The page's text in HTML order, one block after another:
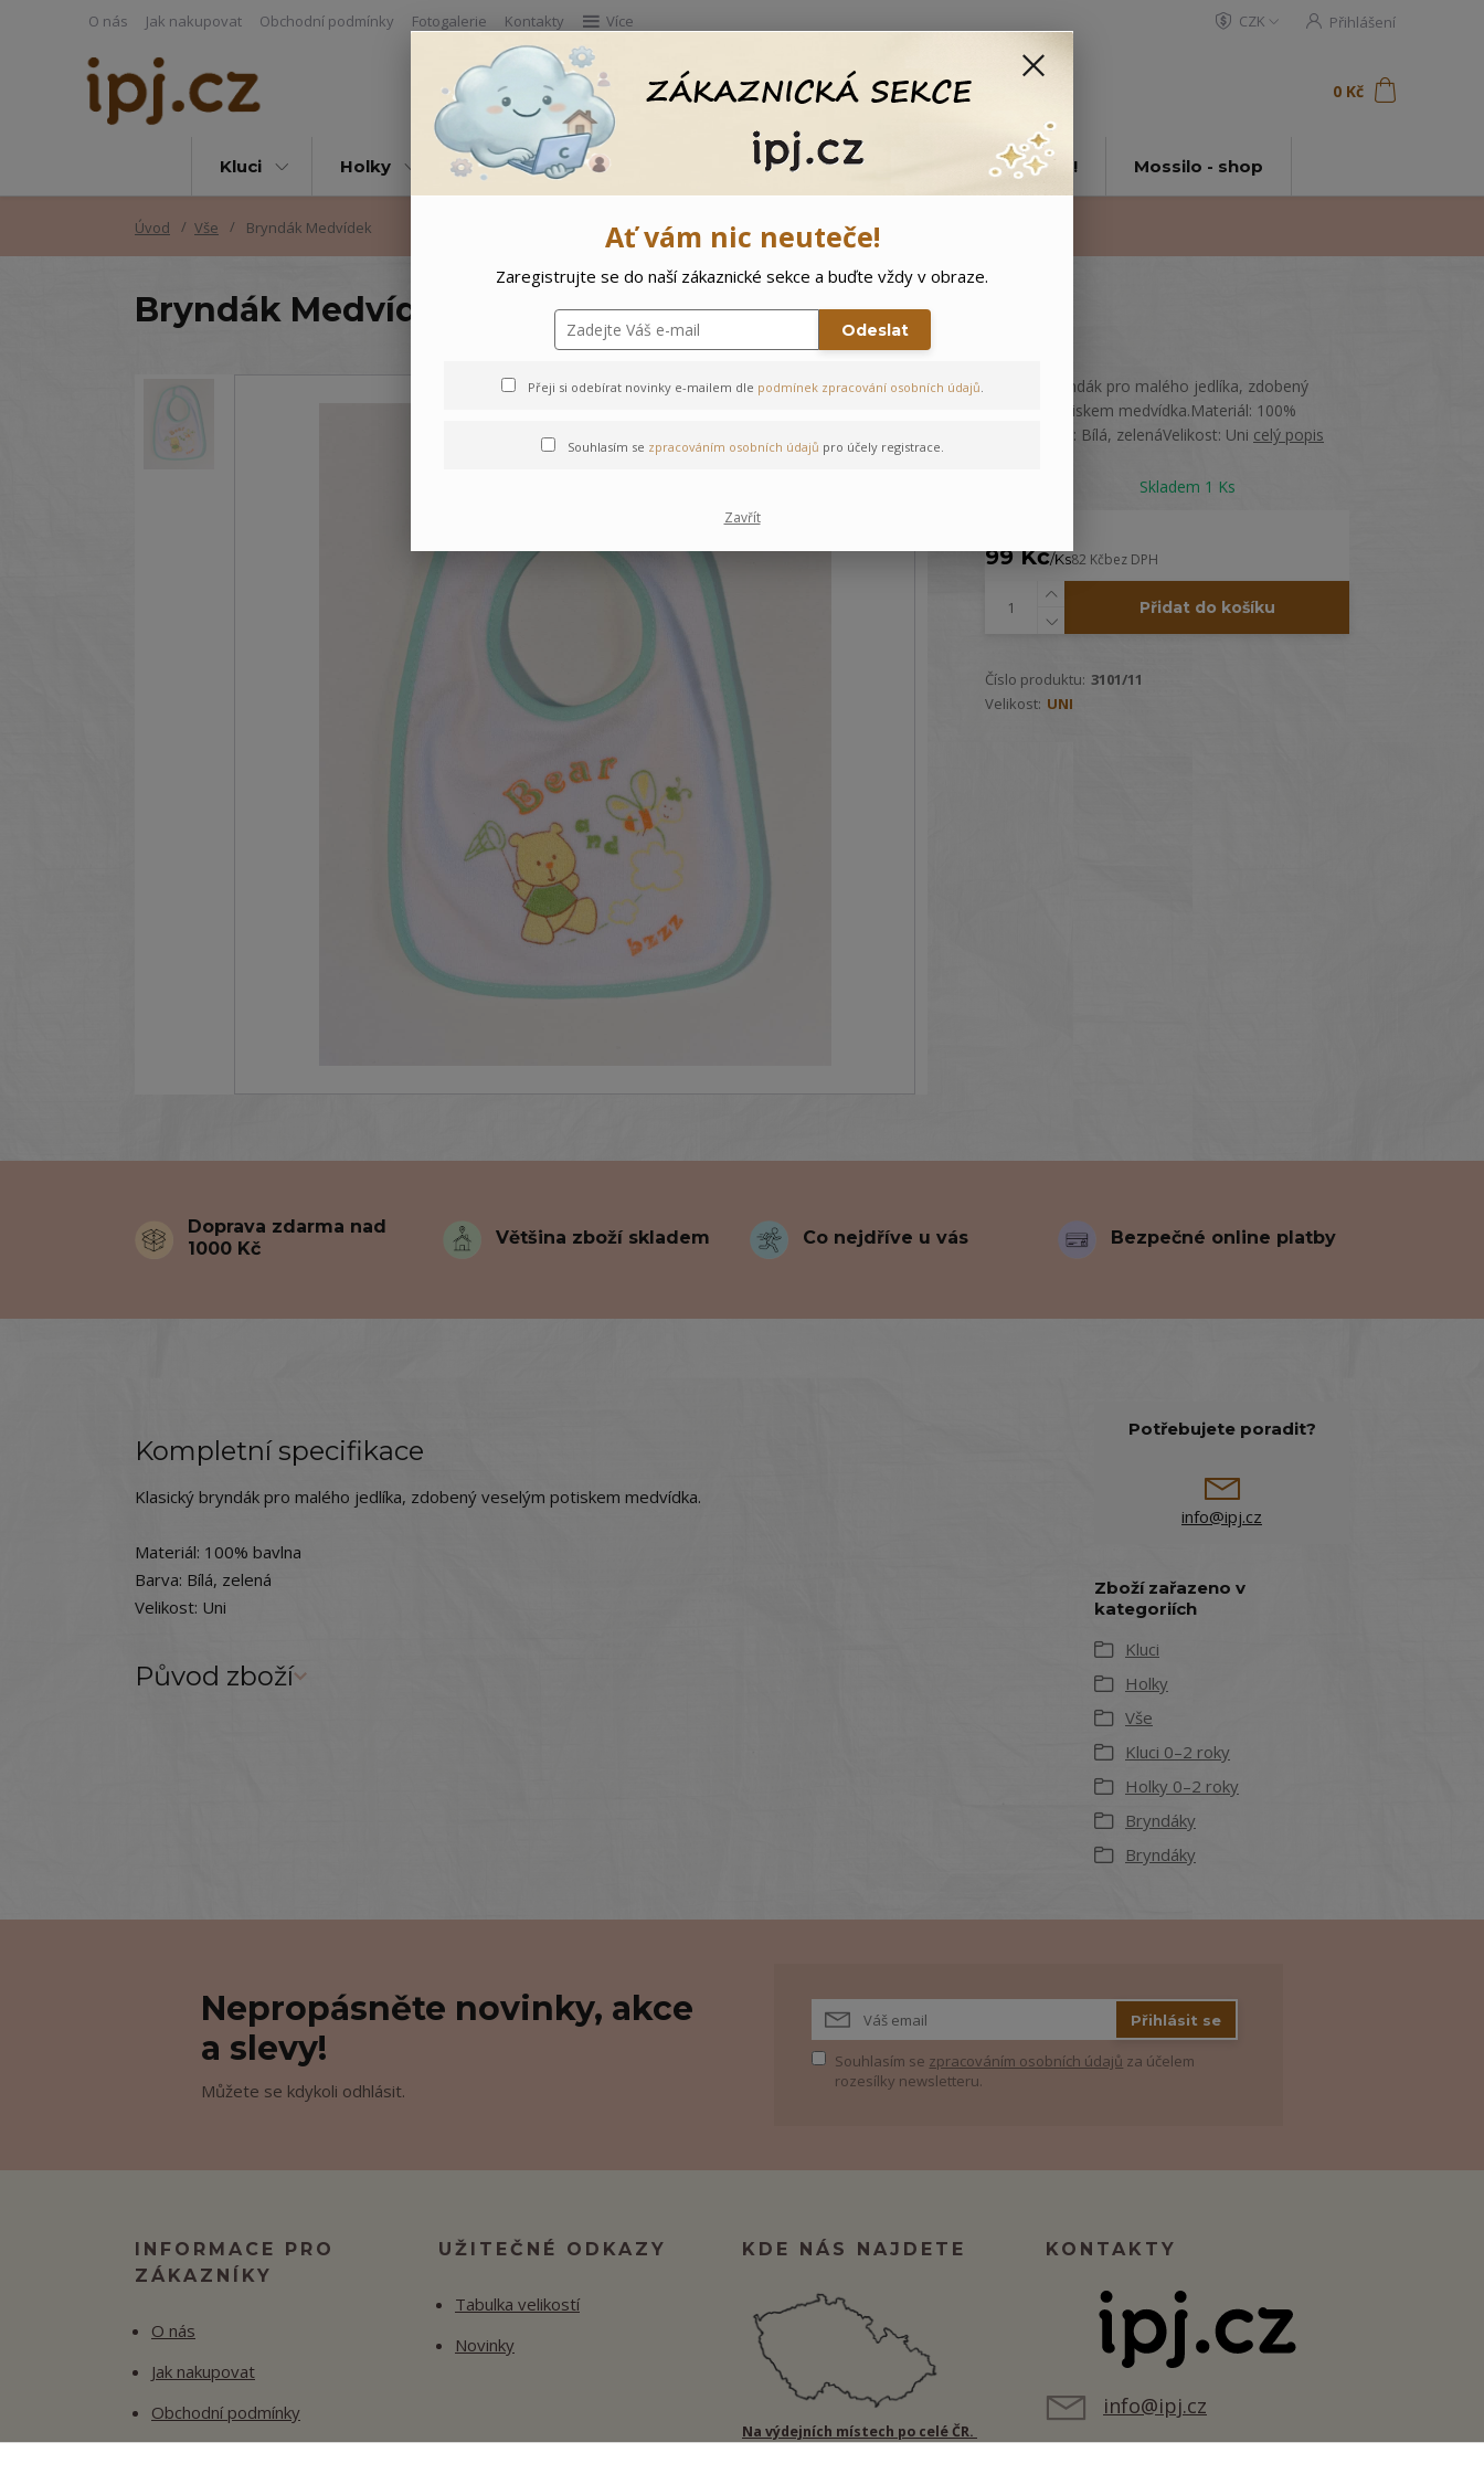
O nás Jak nakupovat Obchodní podmínky Fotogalerie Kontakty Více CZK Přihlášení
Hledat 0 Kč
Kluci Holky Vše Doprodej Ostatní 🌲 Vítejte ve světě Mossilo! Mossilo - shop
Úvod Vše Bryndák Medvídek
Bryndák Medvídek
Klasický bryndák pro malého jedlíka, zdobený
veselým potiskem medvídka.Materiál: 100%
bavlnaBarva: Bílá, zelenáVelikost: Uni celý popis
Skladem 1 Ks
99 Kč/Ks82 Kčbez DPH
Přidat do košíku
Číslo produktu: 3101/11
Velikost: UNI
Doprava zdarma nad
1000 Kč
Většina zboží skladem Co nejdříve u vás Bezpečné online platby
Kompletní specifikace
Klasický bryndák pro malého jedlíka, zdobený veselým potiskem medvídka.
Materiál: 100% bavlna
Barva: Bílá, zelená
Velikost: Uni
Původ zboží
Potřebujete poradit?
info@ipj.cz
Zboží zařazeno v
kategoriích
Kluci
Holky
Vše
Kluci 0–2 roky
Holky 0–2 roky
Bryndáky
Bryndáky
Nepropásněte novinky, akce
a slevy!
Můžete se kdykoli odhlásit.
Přihlásit se
Souhlasím se zpracováním osobních údajů za účelem
rozesílky newsletteru.
INFORMACE PRO
ZÁKAZNÍKY
O nás
Jak nakupovat
Obchodní podmínky
UŽITEČNÉ ODKAZY
Tabulka velikostí
Novinky
KDE NÁS NAJDETE
Na výdejních místech po celé ČR.
KONTAKTY
info@ipj.cz
Ať vám nic neuteče!
Zaregistrujte se do naší zákaznické sekce a buďte vždy v obraze.
Odeslat
Přeji si odebírat novinky e-mailem dle podmínek zpracování osobních údajů.
Souhlasím se zpracováním osobních údajů pro účely registrace.
Zavřít